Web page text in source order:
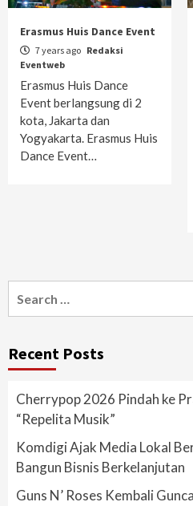
Erasmus Huis Dance Event
7 years ago Redaksi
Eventweb
Erasmus Huis Dance
Event berlangsung di 2
kota, Jakarta dan
Yogyakarta. Erasmus Huis
Dance Event…
for:
Recent Posts
Cherrypop 2026 Pindah ke
“Repelita Musik”
Komdigi Ajak Media Lokal
Bangun Bisnis Berkelanjutan
Guns N’ Roses Kembali